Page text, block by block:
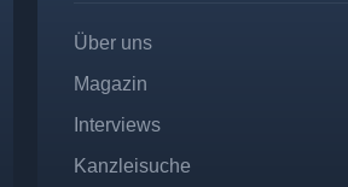
Über uns
Magazin
Interviews
Kanzleisuche